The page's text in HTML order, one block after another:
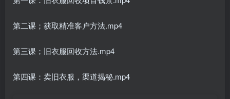
第二课；获取精准客户方法.mp4
第三课；旧衣服回收方法.mp4
第四课：卖旧衣服，渠道揭秘.mp4